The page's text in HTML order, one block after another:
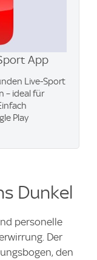
App
Live-Sport
– ideal für
Play
Dunkel
personelle
Der
den